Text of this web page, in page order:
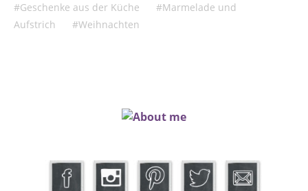
Geschenke aus der Küche
Marmelade und
Aufstrich
Weihnachten